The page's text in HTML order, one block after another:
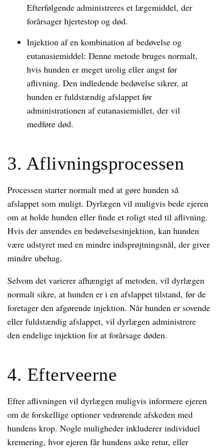
Efterfølgende administreres et lægemiddel, der
forårsager hjertestop og død.
Injektion af en kombination af bedøvelse og
eutanasiemiddel: Denne metode bruges normalt,
hvis hunden er meget urolig eller angst før
aflivning. Den indledende bedøvelse sikrer, at
hunden er fuldstændig afslappet før
administrationen af eutanasiemidlet, der vil
medføre død.
3. Aflivningsprocessen
Processen starter normalt med at gøre hunden så
afslappet som muligt. Dyrlægen vil muligvis bede ejeren
om at holde hunden eller finde et roligt sted til aflivning.
Hvis der anvendes en bedøvelsesinjektion, kan hunden
være udstyret med en mindre indsprøjtningsnål, der giver
mindre ubehag.
Selvom det varierer afhængigt af metoden, vil dyrlægen
normalt sikre, at hunden er i en afslappet tilstand, før de
foretager den afgørende injektion. Når hunden er sovende
eller fuldstændig afslappet, vil dyrlægen administrere
den endelige injektion for at forårsage døden.
4. Efterveerne
Efter aflivningen vil dyrlægen muligvis informere ejeren
om de forskellige optioner vedrørende afskeden med
hundens krop. Nogle muligheder inkluderer individuel
kremering, hvor ejeren får hundens aske retur, eller